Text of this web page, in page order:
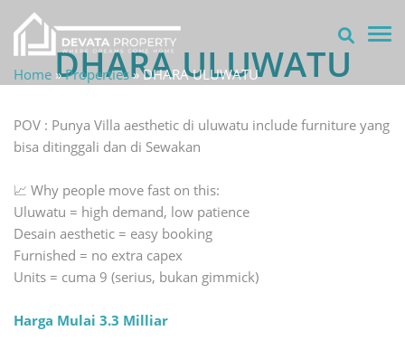
Home »Properties»DHARA ULUWATU
DHARA ULUWATU
POV : Punya Villa aesthetic di uluwatu include furniture yang
bisa ditinggali dan di Sewakan
📈 Why people move fast on this:
Uluwatu = high demand, low patience
Desain aesthetic = easy booking
Furnished = no extra capex
Units = cuma 9 (serius, bukan gimmick)
Harga Mulai 3.3 Milliar